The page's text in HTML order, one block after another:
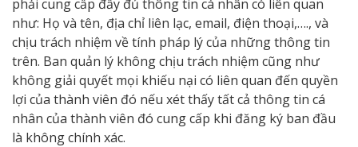
phải cung cấp đầy đủ thông tin cá nhân có liên quan
như: Họ và tên, địa chỉ liên lạc, email, điện thoại,…., và
chịu trách nhiệm về tính pháp lý của những thông tin
trên. Ban quản lý không chịu trách nhiệm cũng như
không giải quyết mọi khiếu nại có liên quan đến quyền
lợi của thành viên đó nếu xét thấy tất cả thông tin cá
nhân của thành viên đó cung cấp khi đăng ký ban đầu
là không chính xác.